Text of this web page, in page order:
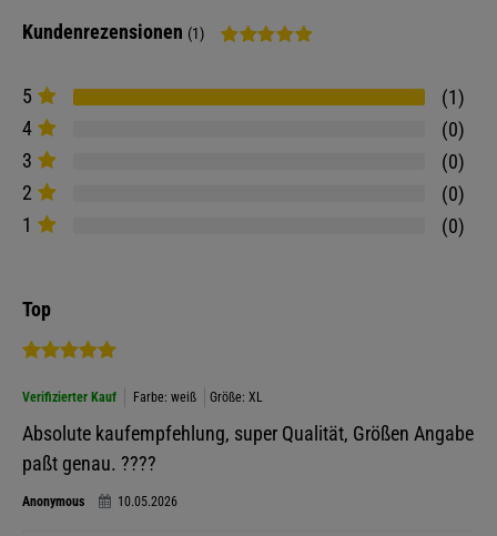
Kundenrezensionen (1)
5
1
4
0
3
0
2
0
1
0
Top
Verifizierter Kauf Farbe: weiß Größe: XL
Absolute kaufempfehlung, super Qualität, Größen Angabe
paßt genau. ????
Anonymous 10.05.2026